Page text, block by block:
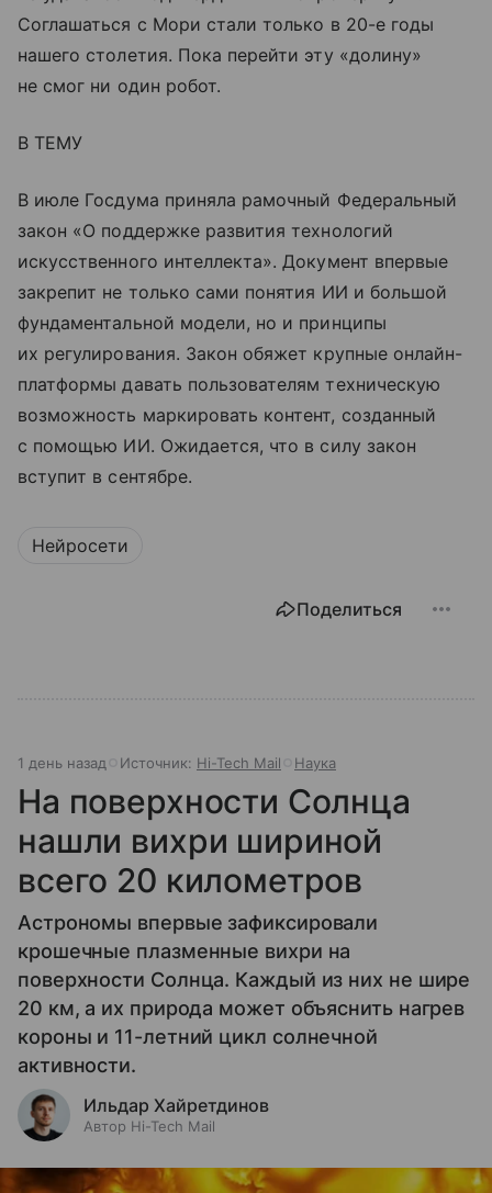
Соглашаться с Мори стали только в 20-е годы
нашего столетия. Пока перейти эту «долину»
не смог ни один робот.
В ТЕМУ
В июле Госдума приняла рамочный Федеральный
закон «О поддержке развития технологий
искусственного интеллекта». Документ впервые
закрепит не только сами понятия ИИ и большой
фундаментальной модели, но и принципы
их регулирования. Закон обяжет крупные онлайн-
платформы давать пользователям техническую
возможность маркировать контент, созданный
с помощью ИИ. Ожидается, что в силу закон
вступит в сентябре.
Нейросети
Поделиться
1 день назад Источник: Hi-Tech Mail Наука
На поверхности Солнца
нашли вихри шириной
всего 20 километров
Астрономы впервые зафиксировали
крошечные плазменные вихри на
поверхности Солнца. Каждый из них не шире
20 км, а их природа может объяснить нагрев
короны и 11-летний цикл солнечной
активности.
Ильдар Хайретдинов
Автор Hi-Tech Mail